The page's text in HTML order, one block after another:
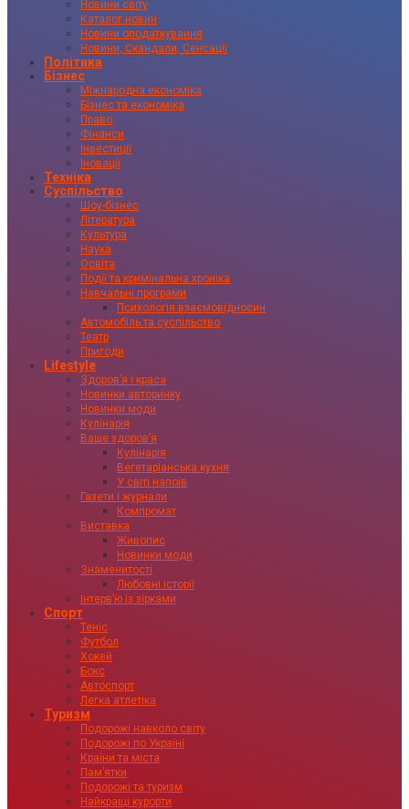
Новини світу
Каталог новин
Новини оподаткування
Новини, Скандали, Сенсації
Політика
Бізнес
Міжнародна економіка
Бізнес та економіка
Право
Фінанси
Інвестиції
Іновації
Техніка
Суспільство
Шоу-бізнес
Література
Культура
Наука
Освіта
Події та кримінальна хроніка
Навчальні програми
Психологія взаємовідносин
Автомобіль та суспільство
Театр
Пригоди
Lifestyle
Здоровʼя і краса
Новинки авторинку
Новинки моди
Кулінарія
Ваше здоровʼя
Кулінарія
Вегетаріанська кухня
У світі напоїв
Газети і журнали
Компромат
Виставка
Живопис
Новинки моди
Знаменитості
Любовні історії
Інтервʼю із зірками
Спорт
Теніс
Футбол
Хокей
Бокс
Автоспорт
Легка атлетіка
Туризм
Подорожі навколо світу
Подорожі по Україні
Країни та міста
Пам’ятки
Подорожі та туризм
Найкращі курорти